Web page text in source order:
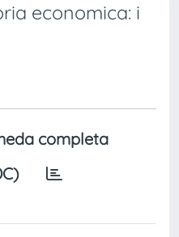
economica: i
completa